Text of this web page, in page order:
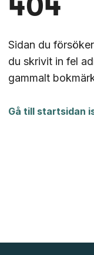
Sidan du
du skrivit in fel
gammalt
Gå till startsidan